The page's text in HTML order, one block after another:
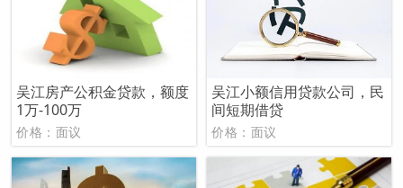
吴江房产公积金贷款，额度
1万-100万
价格：面议
吴江小额信用贷款公司，民
间短期借贷
价格：面议